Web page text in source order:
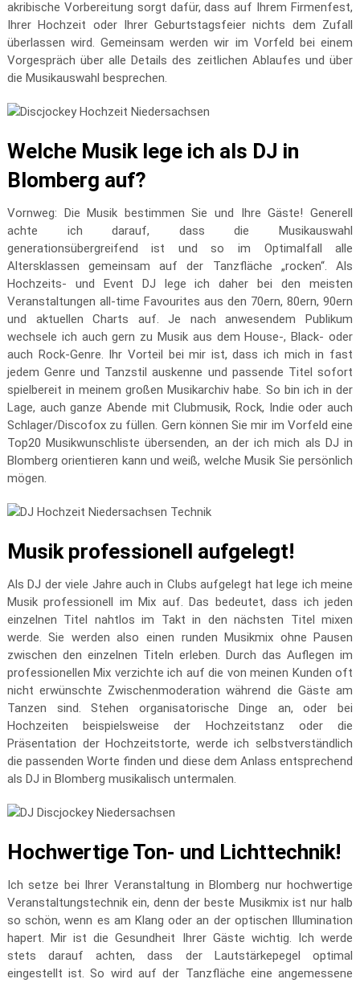
akribische Vorbereitung sorgt dafür, dass auf Ihrem Firmenfest,
Ihrer Hochzeit oder Ihrer Geburtstagsfeier nichts dem Zufall
überlassen wird. Gemeinsam werden wir im Vorfeld bei einem
Vorgespräch über alle Details des zeitlichen Ablaufes und über
die Musikauswahl besprechen.
Welche Musik lege ich als DJ in
Blomberg auf?
Vornweg: Die Musik bestimmen Sie und Ihre Gäste! Generell
achte ich darauf, dass die Musikauswahl
generationsübergreifend ist und so im Optimalfall alle
Altersklassen gemeinsam auf der Tanzfläche „rocken“. Als
Hochzeits- und Event DJ lege ich daher bei den meisten
Veranstaltungen all-time Favourites aus den 70ern, 80ern, 90ern
und aktuellen Charts auf. Je nach anwesendem Publikum
wechsele ich auch gern zu Musik aus dem House-, Black- oder
auch Rock-Genre. Ihr Vorteil bei mir ist, dass ich mich in fast
jedem Genre und Tanzstil auskenne und passende Titel sofort
spielbereit in meinem großen Musikarchiv habe. So bin ich in der
Lage, auch ganze Abende mit Clubmusik, Rock, Indie oder auch
Schlager/Discofox zu füllen. Gern können Sie mir im Vorfeld eine
Top20 Musikwunschliste übersenden, an der ich mich als DJ in
Blomberg orientieren kann und weiß, welche Musik Sie persönlich
mögen.
Musik professionell aufgelegt!
Als DJ der viele Jahre auch in Clubs aufgelegt hat lege ich meine
Musik professionell im Mix auf. Das bedeutet, dass ich jeden
einzelnen Titel nahtlos im Takt in den nächsten Titel mixen
werde. Sie werden also einen runden Musikmix ohne Pausen
zwischen den einzelnen Titeln erleben. Durch das Auflegen im
professionellen Mix verzichte ich auf die von meinen Kunden oft
nicht erwünschte Zwischenmoderation während die Gäste am
Tanzen sind. Stehen organisatorische Dinge an, oder bei
Hochzeiten beispielsweise der Hochzeitstanz oder die
Präsentation der Hochzeitstorte, werde ich selbstverständlich
die passenden Worte finden und diese dem Anlass entsprechend
als DJ in Blomberg musikalisch untermalen.
Hochwertige Ton- und Lichttechnik!
Ich setze bei Ihrer Veranstaltung in Blomberg nur hochwertige
Veranstaltungstechnik ein, denn der beste Musikmix ist nur halb
so schön, wenn es am Klang oder an der optischen Illumination
hapert. Mir ist die Gesundheit Ihrer Gäste wichtig. Ich werde
stets darauf achten, dass der Lautstärkepegel optimal
eingestellt ist. So wird auf der Tanzfläche eine angemessene